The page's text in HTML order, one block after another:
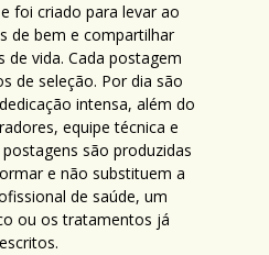
foi criado para levar ao
de bem e compartilhar
de vida. Cada postagem
de seleção. Por dia são
intensa, além do
equipe técnica e
são produzidas
e não substituem a
de saúde, um
ou os tratamentos já